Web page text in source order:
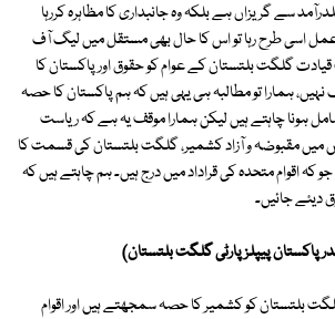
سے گریزاں ہے بلکہ وہ جانبداری کا مظاہرہ کررہا
عمل اسی طرح رہا تو اس کا حال بھی مستقل میں لیگ آف
گلگت بلتستان کے عوام کو حقوق اور پاکستان کا
ہمارا تو مطالبہ ہی یہی ہیں کہ ہم پاکستان کا حصہ
ہونا چاہتے ہیں لیکن ہمارا موقف یہ ہے کہ ریاست
میں مقبوضہ و آزاد کشمیر، گلگت بلتستان کی قسمت کا
کہ اقوام متحدہ کی قراداد میں درج ہیں۔ ہم چاہتے ہیں کہ
دیئے جائیں۔
پیپلز پارٹی گلگت بلتستان)
بلتستان کو کشمیر کا حصہ سمجھتے ہیں اور اقوام